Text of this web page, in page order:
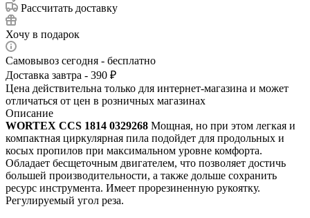
Рассчитать доставку
Хочу в подарок
Самовывоз сегодня - бесплатно
Доставка завтра - 390 ₽
Цена действительна только для интернет-магазина и может
отличаться от цен в розничных магазинах
Описание
WORTEX CCS 1814 0329268 Мощная, но при этом легкая и
компактная циркулярная пила подойдет для продольных и
косых пропилов при максимальном уровне комфорта.
Обладает бесщеточным двигателем, что позволяет достичь
большей производительности, а также дольше сохранить
ресурс инструмента. Имеет прорезиненную рукоятку.
Регулируемый угол реза.